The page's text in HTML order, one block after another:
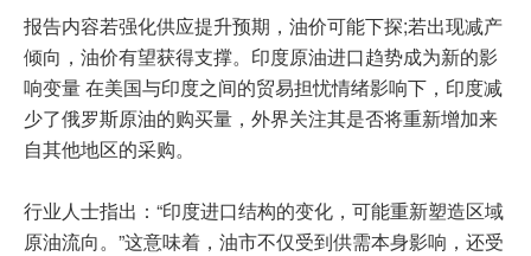
报告内容若强化供应提升预期，油价可能下探;若出现减产
倾向，油价有望获得支撑。印度原油进口趋势成为新的影
响变量 在美国与印度之间的贸易担忧情绪影响下，印度减
少了俄罗斯原油的购买量，外界关注其是否将重新增加来
自其他地区的采购。
行业人士指出：“印度进口结构的变化，可能重新塑造区域
原油流向。”这意味着，油市不仅受到供需本身影响，还受